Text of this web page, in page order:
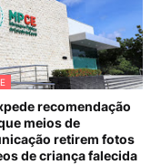
recomendação
meios de
retirem fotos
de criança falecida